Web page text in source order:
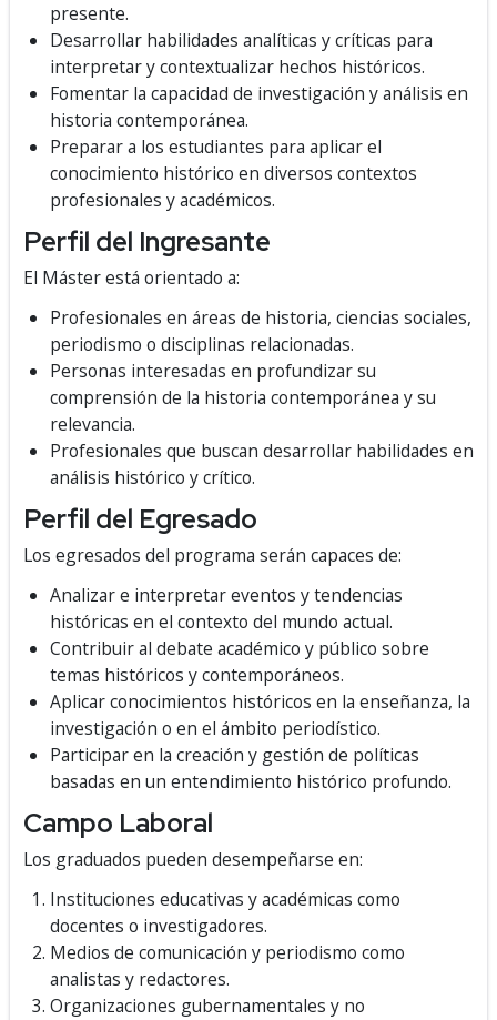
presente.
Desarrollar habilidades analíticas y críticas para
interpretar y contextualizar hechos históricos.
Fomentar la capacidad de investigación y análisis en
historia contemporánea.
Preparar a los estudiantes para aplicar el
conocimiento histórico en diversos contextos
profesionales y académicos.
Perfil del Ingresante
El Máster está orientado a:
Profesionales en áreas de historia, ciencias sociales,
periodismo o disciplinas relacionadas.
Personas interesadas en profundizar su
comprensión de la historia contemporánea y su
relevancia.
Profesionales que buscan desarrollar habilidades en
análisis histórico y crítico.
Perfil del Egresado
Los egresados del programa serán capaces de:
Analizar e interpretar eventos y tendencias
históricas en el contexto del mundo actual.
Contribuir al debate académico y público sobre
temas históricos y contemporáneos.
Aplicar conocimientos históricos en la enseñanza, la
investigación o en el ámbito periodístico.
Participar en la creación y gestión de políticas
basadas en un entendimiento histórico profundo.
Campo Laboral
Los graduados pueden desempeñarse en:
Instituciones educativas y académicas como
docentes o investigadores.
Medios de comunicación y periodismo como
analistas y redactores.
Organizaciones gubernamentales y no